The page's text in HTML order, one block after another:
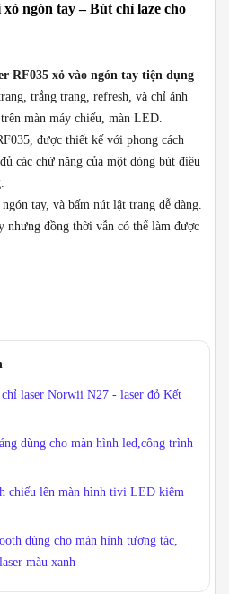
ngón tay – Bút chỉ laze cho
RF035 xỏ vào ngón tay tiện dụng
trắng trang, refresh, và chỉ ánh
màn máy chiếu, màn LED.
được thiết kế với phong cách
các chứ năng của một dòng bút điều
tay, và bấm nút lật trang dễ dàng.
nhưng đồng thời vẫn có thể làm được
laser Norwii N27 - laser đỏ Kết
dùng cho màn hình led,công trình
chiếu lên màn hình tivi LED kiêm
dùng cho màn hình tương tác,
màu xanh